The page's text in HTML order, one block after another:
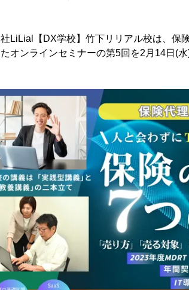
LiLial【DX学校】竹下リリアル校は、保
オンラインセミナーの第5回を2月14日(水